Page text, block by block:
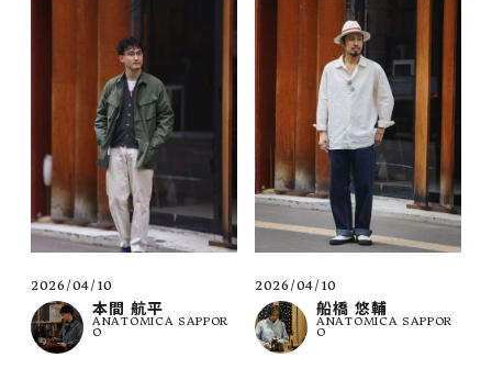
2026/04/10
本間 航平
ANATOMICA SAPPOR
O
2026/04/10
船橋 悠輔
ANATOMICA SAPPOR
O